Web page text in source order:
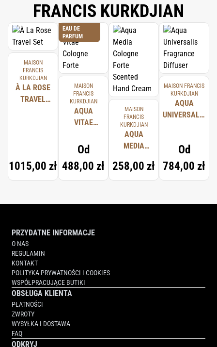
FRANCIS KURKDJIAN
MAISON
FRANCIS
KURKDJIAN
À LA ROSE
TRAVEL
1015,00 zł
EAU DE
PARFUM
MAISON
FRANCIS
KURKDJIAN
AQUA
VITAE
FORTE
Od
488,00 zł
MAISON
FRANCIS
KURKDJIAN
AQUA
MEDIA
FORTE
SCENTED
CREAM
258,00 zł
MAISON FRANCIS
KURKDJIAN
AQUA
UNIVERSALIS
Od
784,00 zł
PRZYDATNE INFORMACJE
O NAS
REGULAMIN
KONTAKT
POLITYKA PRYWATNOŚCI I COOKIES
WSPÓŁPRACUJĄCE BUTIKI
OBSŁUGA KLIENTA
PŁATNOŚCI
ZWROTY
WYSYŁKA I DOSTAWA
FAQ
ODKRYJ